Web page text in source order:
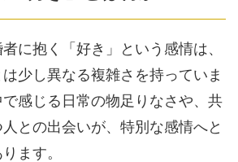
に抱く「好き」という感情は、
少し異なる複雑さを持っていま
感じる日常の物足りなさや、共
との出会いが、特別な感情へと
ます。